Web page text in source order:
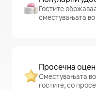
Гостите
сместувањата во
Просечна
Сместувањата
гостите, со